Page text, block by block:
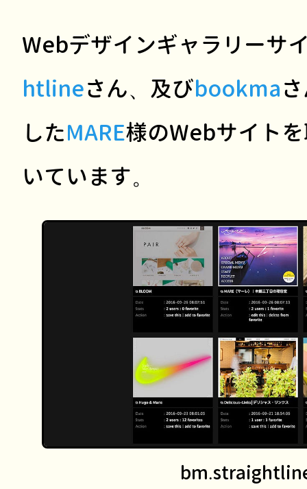
Webデザインギャラリーサ
htlineさん、及びbookma
したMARE様のWebサイト
いています。